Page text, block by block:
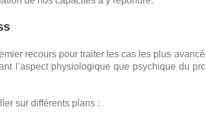
recours pour traiter les cas les plus
l’aspect physiologique que psychique du
sur différents plans :